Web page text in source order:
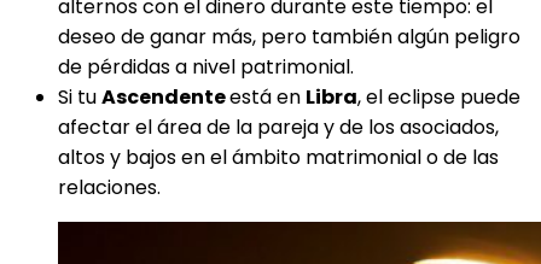
alternos con el dinero durante este tiempo: el
deseo de ganar más, pero también algún peligro
de pérdidas a nivel patrimonial.
Si tuAscendenteestá en Libra, el eclipse puede
afectar el área de la pareja y de los asociados,
altos y bajos en el ámbito matrimonial o de las
relaciones.